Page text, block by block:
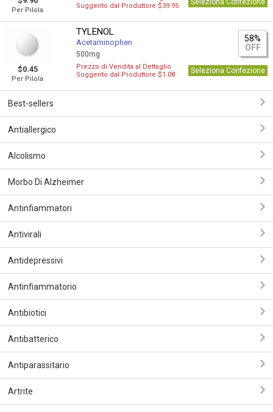
Per Pilola
Suggerito dal Produttore $39.95
Seleziona Confezione
$0.45
Per Pilola
TYLENOL
Acetaminophen
500mg
58%
OFF
Prezzo di Vendita al Dettaglio
Suggerito dal Produttore $1.08
Seleziona Confezione
Best-sellers
Antiallergico
Alcolismo
Morbo Di Alzheimer
Antinfiammatori
Antivirali
Antidepressivi
Antinfiammatorio
Antibiotici
Antibatterico
Antiparassitario
Artrite